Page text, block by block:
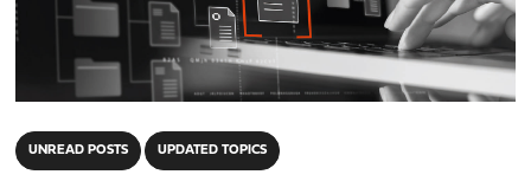
UNREAD POSTS UPDATED TOPICS